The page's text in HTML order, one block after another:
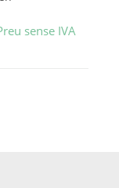
sense IVA